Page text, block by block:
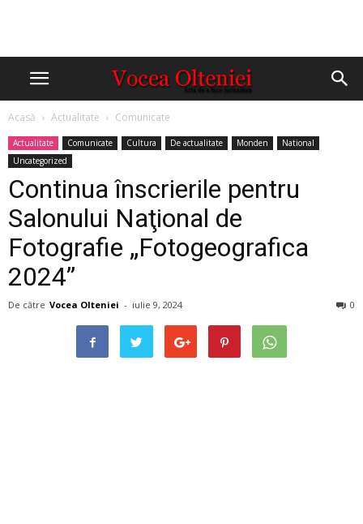
Acasă Actualitate Comunicate
Actualitate Comunicate Cultura De actualitate Monden
National
Uncategorized
Continua înscrierile pentru
Salonului Naţional de
Fotografie „Fotogeografica
2024”
De către Vocea Olteniei - iulie 9, 2024 0